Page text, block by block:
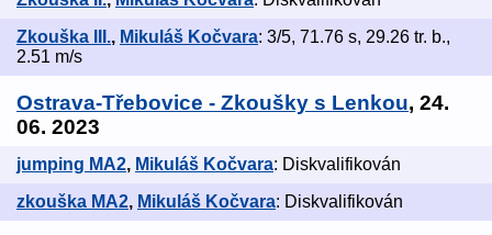
Zkouška III., Mikuláš Kočvara: 3/5, 71.76 s, 29.26 tr. b.,
2.51 m/s
Ostrava-Třebovice - Zkoušky s Lenkou, 24.
06. 2023
jumping MA2, Mikuláš Kočvara: Diskvalifikován
zkouška MA2, Mikuláš Kočvara: Diskvalifikován